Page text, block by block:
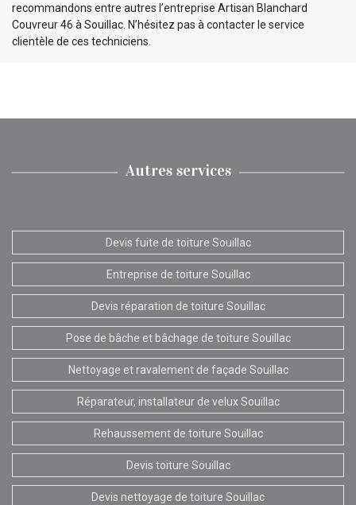
recommandons entre autres l’entreprise Artisan Blanchard
Couvreur 46 à Souillac. N’hésitez pas à contacter le service
clientèle de ces techniciens.
Autres services
Devis fuite de toiture Souillac
Entreprise de toiture Souillac
Devis réparation de toiture Souillac
Pose de bâche et bâchage de toiture Souillac
Nettoyage et ravalement de façade Souillac
Réparateur, installateur de velux Souillac
Rehaussement de toiture Souillac
Devis toiture Souillac
Devis nettoyage de toiture Souillac